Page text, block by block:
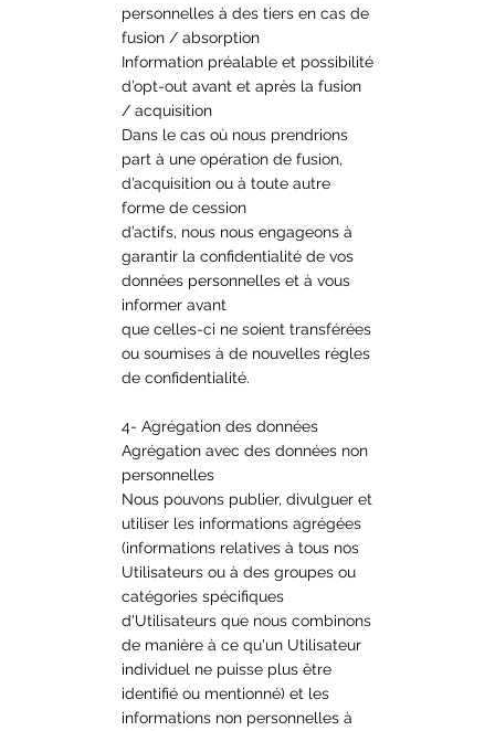
personnelles à des tiers en cas de
fusion / absorption
Information préalable et possibilité
d’opt-out avant et après la fusion
/ acquisition
Dans le cas où nous prendrions
part à une opération de fusion,
d’acquisition ou à toute autre
forme de cession
d’actifs, nous nous engageons à
garantir la confidentialité de vos
données personnelles et à vous
informer avant
que celles-ci ne soient transférées
ou soumises à de nouvelles règles
de confidentialité.
4- Agrégation des données
Agrégation avec des données non
personnelles
Nous pouvons publier, divulguer et
utiliser les informations agrégées
(informations relatives à tous nos
Utilisateurs ou à des groupes ou
catégories spécifiques
d'Utilisateurs que nous combinons
de manière à ce qu'un Utilisateur
individuel ne puisse plus être
identifié ou mentionné) et les
informations non personnelles à